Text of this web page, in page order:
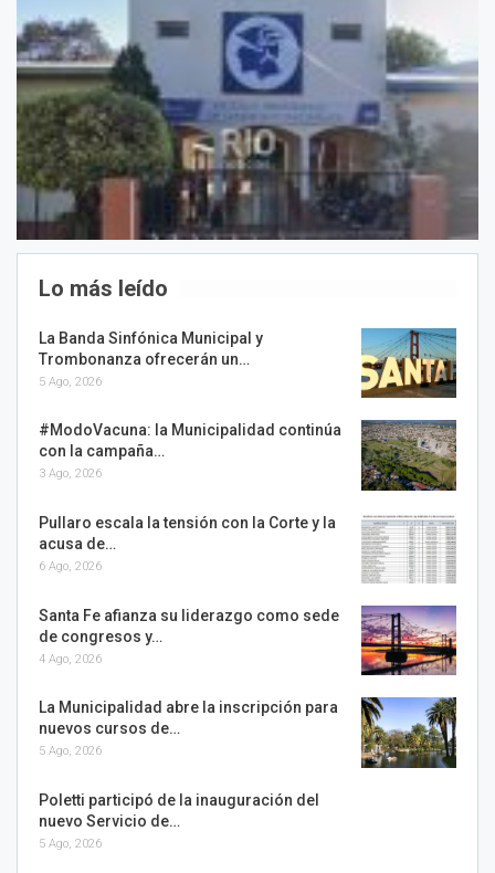
Lo más leído
La Banda Sinfónica Municipal y
Trombonanza ofrecerán un…
5 Ago, 2026
#ModoVacuna: la Municipalidad continúa
con la campaña…
3 Ago, 2026
Pullaro escala la tensión con la Corte y la
acusa de…
6 Ago, 2026
Santa Fe afianza su liderazgo como sede
de congresos y…
4 Ago, 2026
La Municipalidad abre la inscripción para
nuevos cursos de…
5 Ago, 2026
Poletti participó de la inauguración del
nuevo Servicio de…
5 Ago, 2026